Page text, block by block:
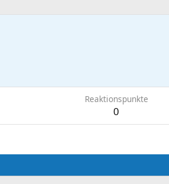
Reaktionspunkte
0